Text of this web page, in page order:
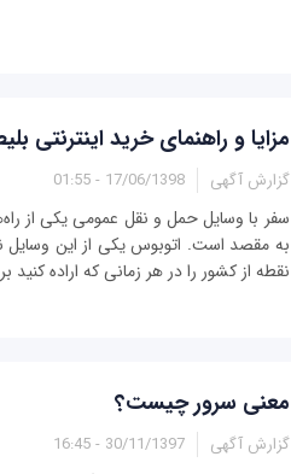
مزایا و راهنمای خرید اینترنتی
گزارش آگهی 17/06/1398 - 01:55
سفر با وسایل حمل و نقل عمومی یکی از
به مقصد است. اتوبوس یکی از این وسایل
نقطه از کشور را در هر زمانی که اراده کنید
معنی سرور چیست؟
گزارش آگهی 30/11/1397 - 16:45